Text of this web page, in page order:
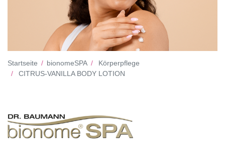
Startseite bionomeSPA
Körperpflege
CITRUS-VANILLA BODY LOTION